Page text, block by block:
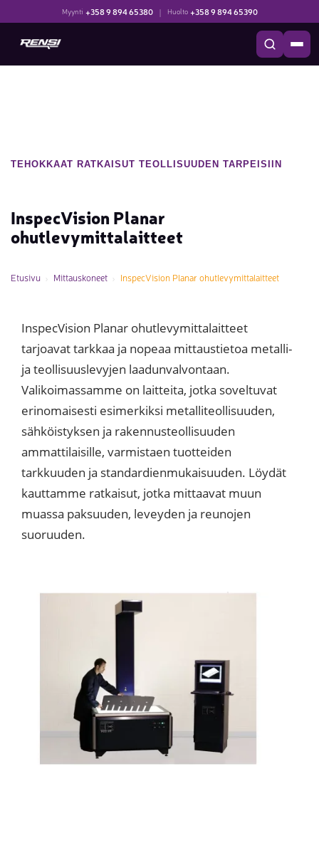
Myynti +358 9 894 65380 | Huolto +358 9 894 65390
TEHOKKAAT RATKAISUT TEOLLISUUDEN TARPEISIIN
InspecVision Planar
ohutlevymittalaitteet
Etusivu Mittauskoneet InspecVision Planar ohutlevymittalaitteet
InspecVision Planar ohutlevymittalaitteet
tarjoavat tarkkaa ja nopeaa mittaustietoa metalli-
ja teollisuuslevyjen laadunvalvontaan.
Valikoimassamme on laitteita, jotka soveltuvat
erinomaisesti esimerkiksi metalliteollisuuden,
sähköistyksen ja rakennusteollisuuden
ammattilaisille, varmistaen tuotteiden
tarkkuuden ja standardienmukaisuuden. Löydät
kauttamme ratkaisut, jotka mittaavat muun
muassa paksuuden, leveyden ja reunojen
suoruuden.